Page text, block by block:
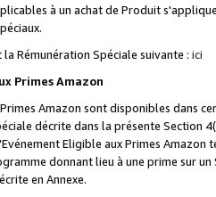
à un achat de Produit
Rémunération Spéciale suivante : ici
Primes Amazon
Amazon sont disponibles dans
décrite dans la présente Section
Eligible aux Primes Amazon
donnant lieu à une prime sur
en Annexe.